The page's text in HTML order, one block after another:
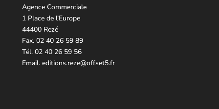
Agence Commerciale
1 Place de l’Europe
44400 Rezé
Fax. 02 40 26 59 89
Tél. 02 40 26 59 56
Email. editions.reze@offset5.fr